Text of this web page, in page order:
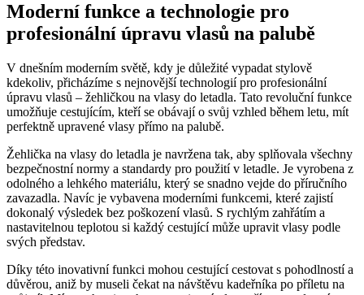
Moderní funkce a technologie pro
profesionální úpravu vlasů na palubě
V dnešním moderním světě, kdy je důležité vypadat stylově
kdekoliv, přicházíme s nejnovější technologií pro profesionální
úpravu vlasů – žehličkou na vlasy do letadla. Tato revoluční funkce
umožňuje cestujícím, kteří se obávají o svůj vzhled během letu, mít
perfektně upravené vlasy přímo na palubě.
Žehlička na vlasy do letadla je navržena tak, aby splňovala všechny
bezpečnostní normy a standardy pro použití v letadle. Je vyrobena z
odolného a lehkého materiálu, který se snadno vejde do příručního
zavazadla. Navíc je vybavena moderními funkcemi, které zajistí
dokonalý výsledek bez poškození vlasů. S rychlým zahřátím a
nastavitelnou teplotou si každý cestující může upravit vlasy podle
svých představ.
Díky této inovativní funkci mohou cestující cestovat s pohodlností a
důvěrou, aniž by museli čekat na návštěvu kadeřníka po příletu na